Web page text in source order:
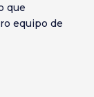
que
equipo de